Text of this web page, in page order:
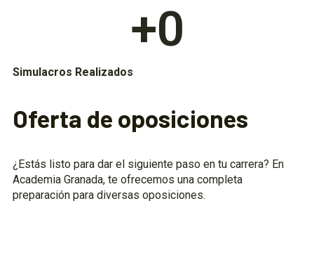
+0
Simulacros Realizados
Oferta de oposiciones
¿Estás listo para dar el siguiente paso en tu carrera? En
Academia Granada, te ofrecemos una completa
preparación para diversas oposiciones.